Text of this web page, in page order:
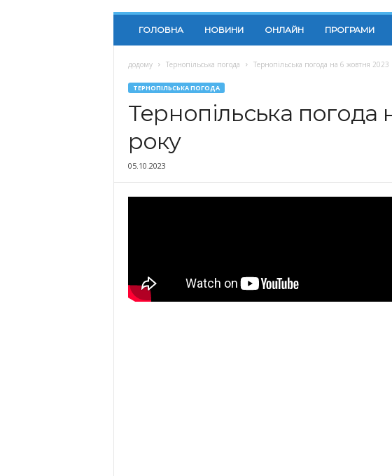
ГОЛОВНА НОВИНИ ОНЛАЙН ПРОГРАМИ
додому Тернопільська погода Тернопільська погода на 6 жовтня 2023
ТЕРНОПІЛЬСЬКА ПОГОДА
Тернопільська погода
року
05.10.2023